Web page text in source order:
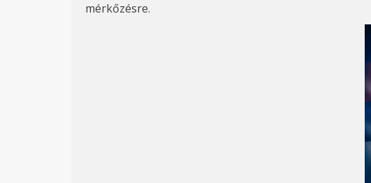
mérkőzésre.